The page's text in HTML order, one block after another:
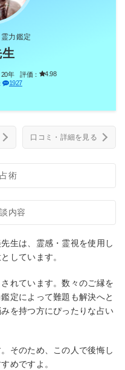
力鑑定
20年 評価：
4.98
1927
口コミ・詳細を見る
術
内容
生は、霊感・霊視を使用し
しています。
れています。数々のご縁を
定によって難題も解決へと
を持つ方にぴったりな占い
そのため、この人で後悔し
めですよ。